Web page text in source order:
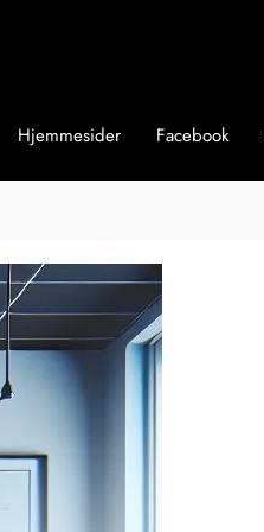
Hjemmesider Facebook